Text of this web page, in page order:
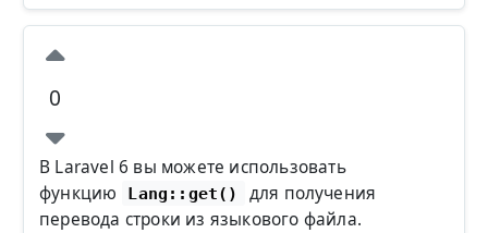
0
В Laravel 6 вы можете использовать
функцию
Lang::get()
для получения
перевода строки из языкового файла.